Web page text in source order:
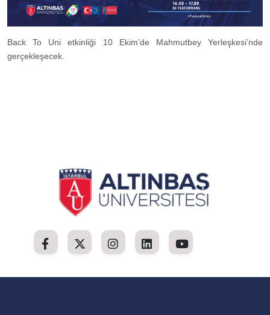
Back To Uni etkinliği 10 Ekim’de Mahmutbey Yerleşkesi’nde
gerçekleşecek.